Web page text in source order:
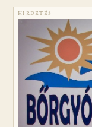
HIRDETÉS